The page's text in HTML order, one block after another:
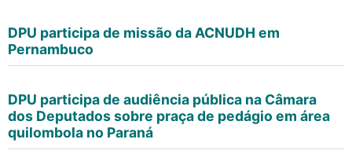
DPU participa de missão da ACNUDH em
Pernambuco
DPU participa de audiência pública na Câmara
dos Deputados sobre praça de pedágio em área
quilombola no Paraná